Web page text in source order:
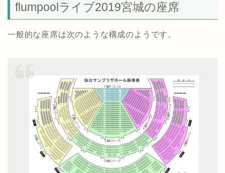
flumpoolライブ2019宮城の座席
一般的な座席は次のような構成のようです。